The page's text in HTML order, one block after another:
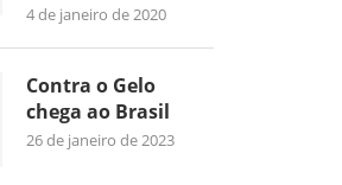
4 de janeiro de 2020
Contra o Gelo
chega ao Brasil
26 de janeiro de 2023